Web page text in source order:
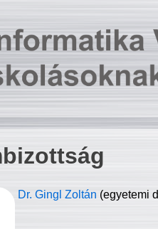
Dr. Gingl Zoltán (egyetemi